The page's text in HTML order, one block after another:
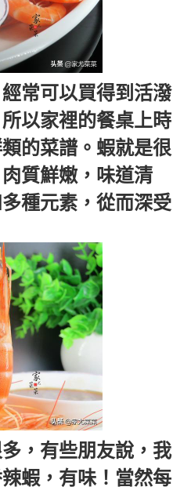
常可以買得到活潑
以家裡的餐桌上時
的菜譜。蝦就是很
質鮮嫩，味道清
種元素，從而深受
，有些朋友說，我
蝦，有味！當然每